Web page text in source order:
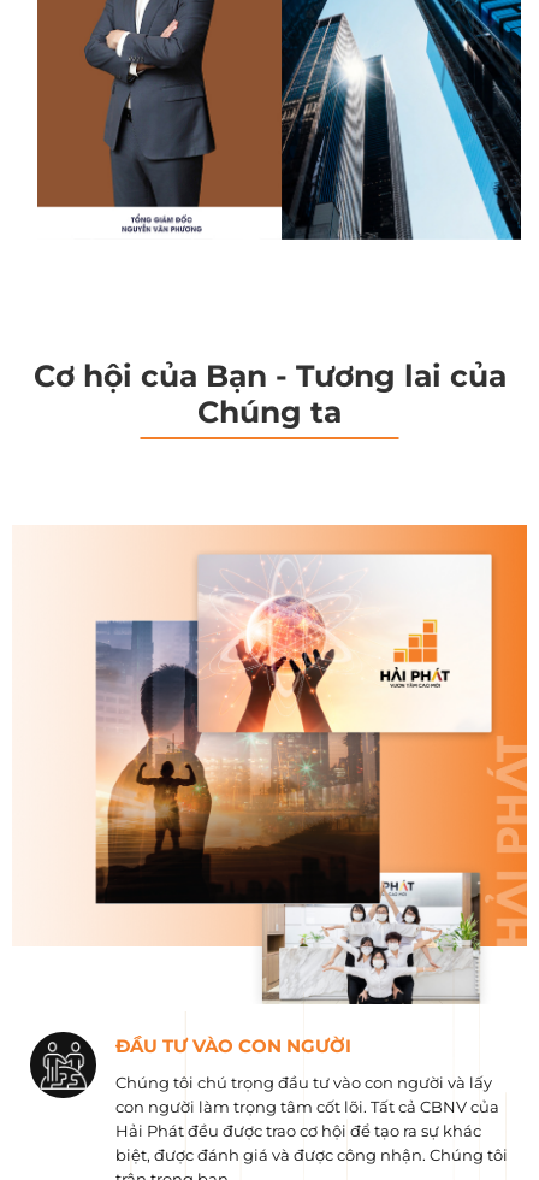
Cơ hội của Bạn - Tương lai của
Chúng ta
ĐẦU TƯ VÀO CON NGƯỜI
Chúng tôi chú trọng đầu tư vào con người và lấy
con người làm trọng tâm cốt lõi. Tất cả CBNV của
Hải Phát đều được trao cơ hội để tạo ra sự khác
biệt, được đánh giá và được công nhận. Chúng tôi